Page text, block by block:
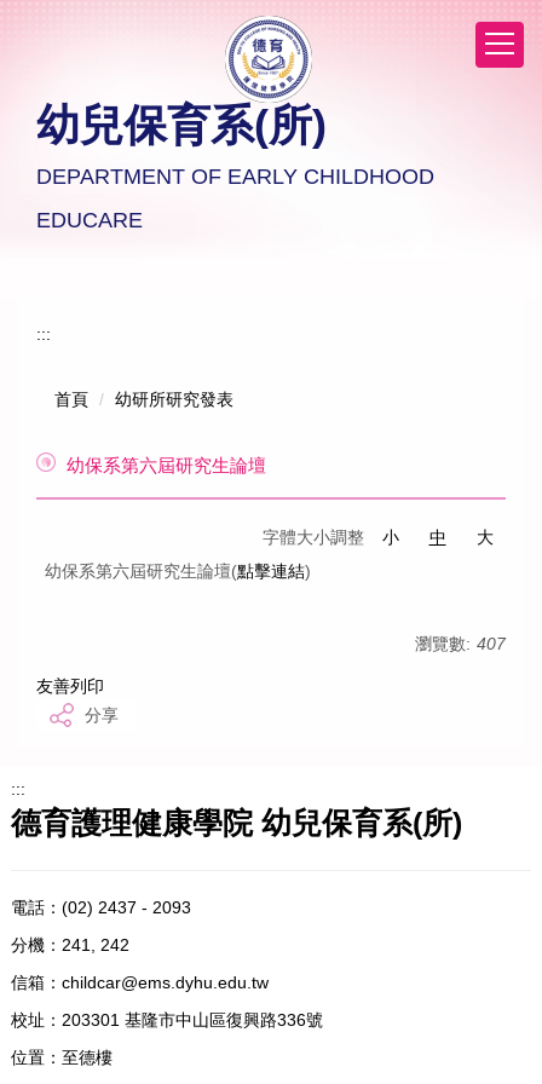
幼兒保育系(所)
DEPARTMENT OF EARLY CHILDHOOD
EDUCARE
:::
首頁 幼研所研究發表
幼保系第六屆研究生論壇
字體大小調整 小 中
大
幼保系第六屆研究生論壇(點擊連結)
瀏覽數: 407
友善列印
分享
:::
德育護理健康學院 幼兒保育系(所)
電話： (02) 2437 - 2093
分機：241, 242
信箱： childcar@ems.dyhu.edu.tw
校址： 203301 基隆市中山區復興路336號
位置： 至德樓